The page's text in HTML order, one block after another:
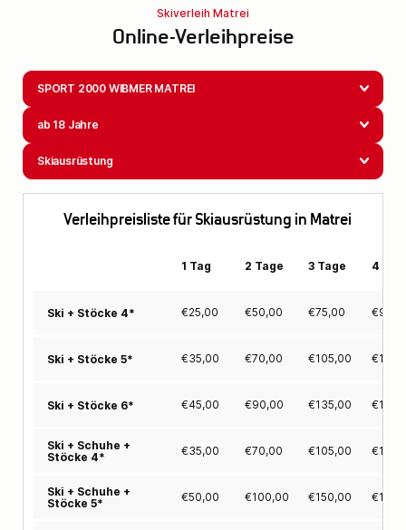
Skiverleih Matrei
Online-Verleihpreise
SPORT 2000 WIBMER MATREI
ab 18 Jahre
Skiausrüstung
Verleihpreisliste für Skiausrüstung in Matrei
1 Tag 2 Tage 3 Tage 4
Ski + Stöcke 4* €25,00 €50,00 €75,00 €
Ski + Stöcke 5* €35,00 €70,00 €105,00 €
Ski + Stöcke 6* €45,00 €90,00 €135,00 €
Ski + Schuhe +
Stöcke 4*
€35,00 €70,00 €105,00 €
Ski + Schuhe +
Stöcke 5*
€50,00 €100,00 €150,00 €